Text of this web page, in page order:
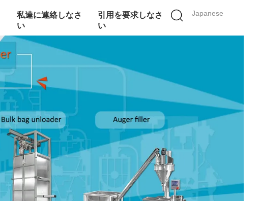
Japanese
私達に連絡しなさ
い
引用を要求しなさ
い